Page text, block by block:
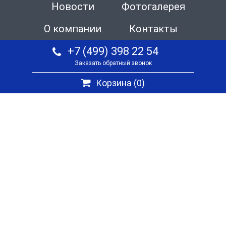
Новости
Фотогалерея
О компании
Контакты
+7 (499) 398 22 54
Заказать обратный звонок
Корзина (0)